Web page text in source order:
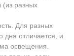
(из разных
Для разных
дня отличается, и
освещения.